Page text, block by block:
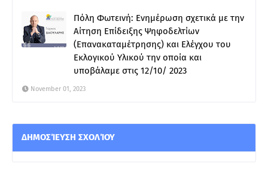
Πόλη Φωτεινή: Ενημέρωση σχετικά με την
Αίτηση Επίδειξης Ψηφοδελτίων
(Επανακαταμέτρησης) και Ελέγχου του
Εκλογικού Υλικού την οποία και
υποβάλαμε στις 12/10/ 2023
November 01, 2023
ΔΗΜΟΣΊΕΥΣΗ ΣΧΟΛΊΟΥ